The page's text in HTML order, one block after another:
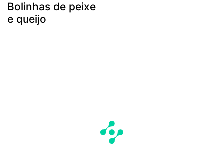
Bolinhas de peixe
e queijo